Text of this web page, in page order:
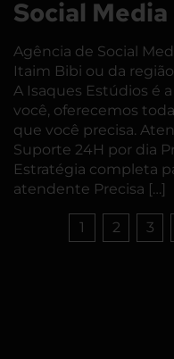
Social
Agência de Social
Itaim Bibi ou da
A Isaques Estúdios é
você, oferecemos
que você precisa.
Suporte 24H por dia
Estratégia completa
atendente Precisa […]
1 2 3